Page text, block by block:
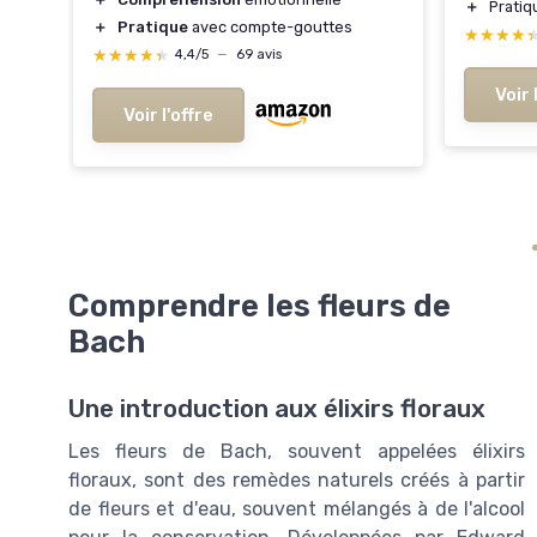
＋
Pratique avec compte-gouttes
★★★★★
★★★★★ 4,4/5 — 69 avis
Voir l'offre
＋
★★★★★
★★★★★
Voir
Comprendre les fleurs de
Bach
Une introduction aux élixirs floraux
Les fleurs de Bach, souvent appelées élixirs
floraux, sont des remèdes naturels créés à partir
de fleurs et d'eau, souvent mélangés à de l'alcool